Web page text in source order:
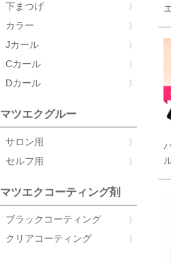
下まつげ
カラー
Jカール
Cカール
Dカール
マツエクグルー
サロン用
セルフ用
マツエクコーティング剤
ブラックコーティング
クリアコーティング